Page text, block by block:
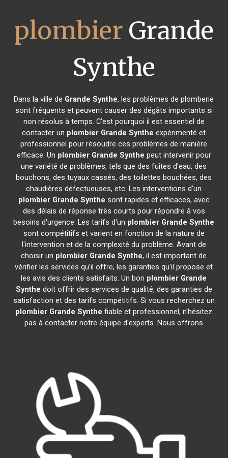
plombier Grande
Synthe
Dans la ville de Grande Synthe, les problèmes de plomberie
sont fréquents et peuvent causer des dégâts importants si
non résolus à temps. C'est pourquoi il est essentiel de
contacter un plombier Grande Synthe expérimenté et
professionnel pour résoudre ces problèmes de manière
efficace. Un plombier Grande Synthe peut intervenir pour
une variété de problèmes, tels que des fuites d'eau, des
bouchons, des tuyaux cassés, des toilettes bouchées, des
chaudières défectueuses, etc. Les interventions d'un
plombier Grande Synthe sont rapides et efficaces, avec
des délais de réponse très courts pour répondre à vos
besoins d'urgence. Les tarifs d'un plombier Grande Synthe
sont compétitifs et varient en fonction de la nature de
l'intervention et de la complexité du problème. Avant de
choisir un plombier Grande Synthe, il est important de
vérifier les services qu'il offre, les garanties qu'il propose et
les avis des clients satisfaits. Un bon plombier Grande
Synthe doit offrir des services de qualité, des garanties de
satisfaction et des tarifs compétitifs. Si vous recherchez un
plombier Grande Synthe fiable et professionnel, n'hésitez
pas à contacter notre équipe d'experts. Nous offrons